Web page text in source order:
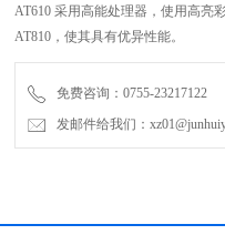
AT610 采用高能处理器，使用高亮
AT810，使其具有优异性能。
内建100Hz、120Hz、1kHz和
般生产现场的使用。
免费咨询：0755-23217122
发邮件给我们：